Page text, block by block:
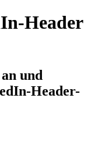
Header
und
Header-